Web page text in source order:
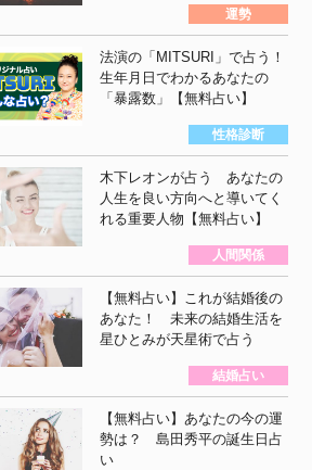
運勢
法演の「MITSURI」で占う！
生年月日でわかるあなたの
「暴露数」【無料占い】
性格診断
木下レオンが占う あなたの
人生を良い方向へと導いてく
れる重要人物【無料占い】
人間関係
【無料占い】これが結婚後の
あなた！ 未来の結婚生活を
星ひとみが天星術で占う
結婚占い
【無料占い】あなたの今の運
勢は？ 島田秀平の誕生日占
い